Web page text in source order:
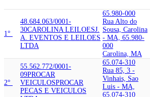
1°
48.684.063/0001-
30CAROLINA LEILOESJ.
A. EVENTOS E LEILOES
LTDA
65.980-000
Rua Alto do
Sousa, Carolina
- MA, 65.980-
000
Carolina, MA
2°
55.562.772/0001-
09PROCAR
VEICULOSPROCAR
PECAS E VEICULOS
65.074-310
Rua 85, 3 -
Vinhais, Sao
Luis - MA,
65.074-310